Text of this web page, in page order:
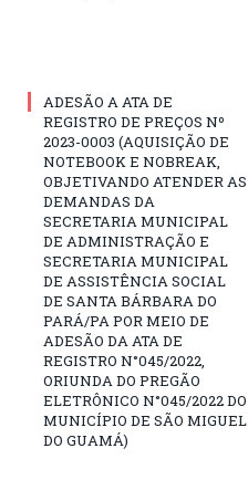
ADESÃO A ATA DE
REGISTRO DE PREÇOS Nº
2023-0003 (AQUISIÇÃO DE
NOTEBOOK E NOBREAK,
OBJETIVANDO ATENDER AS
DEMANDAS DA
SECRETARIA MUNICIPAL
DE ADMINISTRAÇÃO E
SECRETARIA MUNICIPAL
DE ASSISTÊNCIA SOCIAL
DE SANTA BÁRBARA DO
PARÁ/PA POR MEIO DE
ADESÃO DA ATA DE
REGISTRO N°045/2022,
ORIUNDA DO PREGÃO
ELETRÔNICO N°045/2022 DO
MUNICÍPIO DE SÃO MIGUEL
DO GUAMÁ)